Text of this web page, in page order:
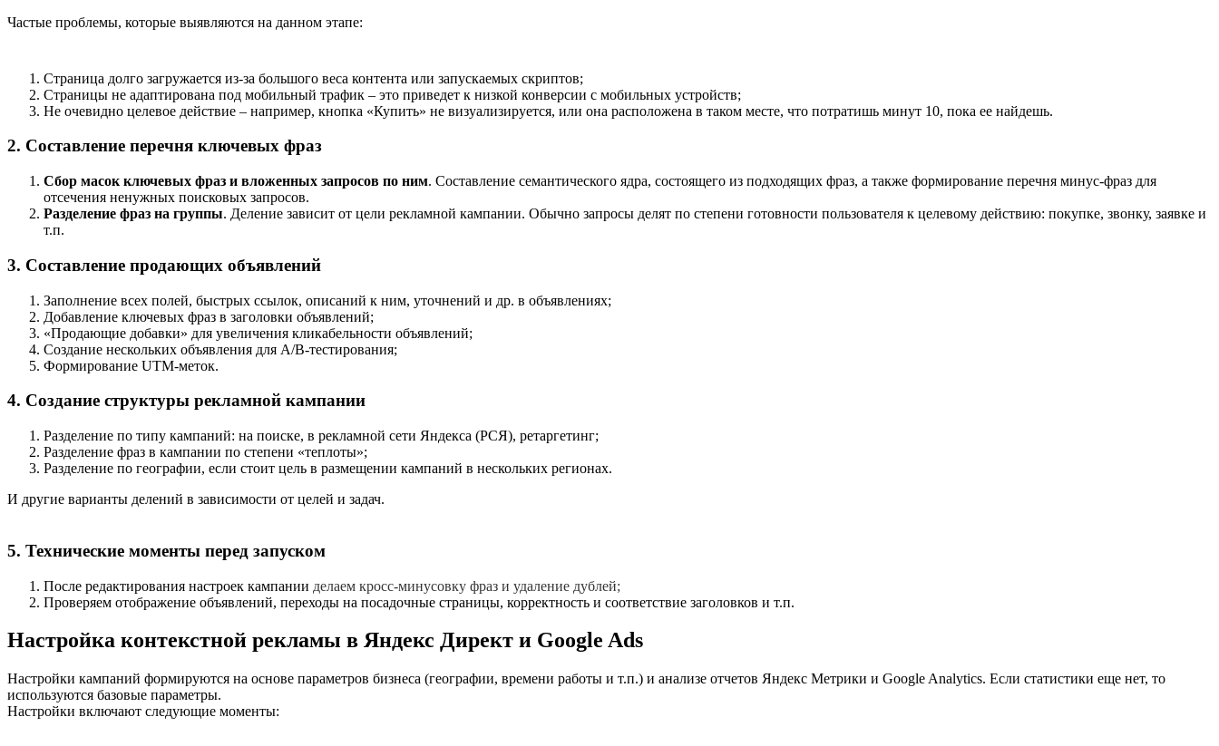
Частые проблемы, которые выявляются на данном этапе:
Страница долго загружается из-за большого веса контента или запускаемых скриптов;
Страницы не адаптирована под мобильный трафик – это приведет к низкой конверсии с мобильных устройств;
Не очевидно целевое действие – например, кнопка «Купить» не визуализируется, или она расположена в таком месте, что потратишь минут 10, пока ее найдешь.
2. Составление перечня ключевых фраз
Сбор масок ключевых фраз и вложенных запросов по ним. Составление семантического ядра, состоящего из подходящих фраз, а также формирование перечня минус-фраз для
отсечения ненужных поисковых запросов.
Разделение фраз на группы. Деление зависит от цели рекламной кампании. Обычно запросы делят по степени готовности пользователя к целевому действию: покупке, звонку, заявке и
т.п.
3. Составление продающих объявлений
Заполнение всех полей, быстрых ссылок, описаний к ним, уточнений и др. в объявлениях;
Добавление ключевых фраз в заголовки объявлений;
«Продающие добавки» для увеличения кликабельности объявлений;
Создание нескольких объявления для A/B-тестирования;
Формирование UTM-меток.
4. Создание структуры рекламной кампании
Разделение по типу кампаний: на поиске, в рекламной сети Яндекса (РСЯ), ретаргетинг;
Разделение фраз в кампании по степени «теплоты»;
Разделение по географии, если стоит цель в размещении кампаний в нескольких регионах.
И другие варианты делений в зависимости от целей и задач.
5. Технические моменты перед запуском
После редактирования настроек кампании делаем кросс-минусовку фраз и удаление дублей;
Проверяем отображение объявлений, переходы на посадочные страницы, корректность и соответствие заголовков и т.п.
Настройка контекстной рекламы в Яндекс Директ и Google Ads
Настройки кампаний формируются на основе параметров бизнеса (географии, времени работы и т.п.) и анализе отчетов Яндекс Метрики и Google Analytics. Если статистики еще нет, то
используются базовые параметры.
Настройки включают следующие моменты: